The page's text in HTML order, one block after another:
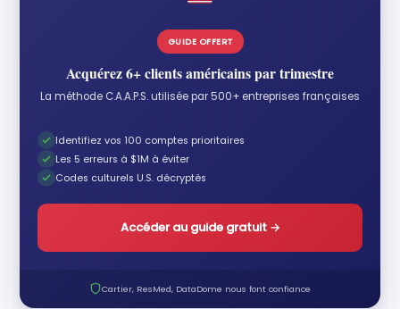
GUIDE OFFERT
Acquérez 6+ clients américains par trimestre
La méthode C.A.A.P.S. utilisée par 500+ entreprises françaises
Identifiez vos 100 comptes prioritaires
Les 5 erreurs à $1M à éviter
Codes culturels U.S. décryptés
Accéder au guide gratuit →
Cartier, ResMed, DataDome nous font confiance